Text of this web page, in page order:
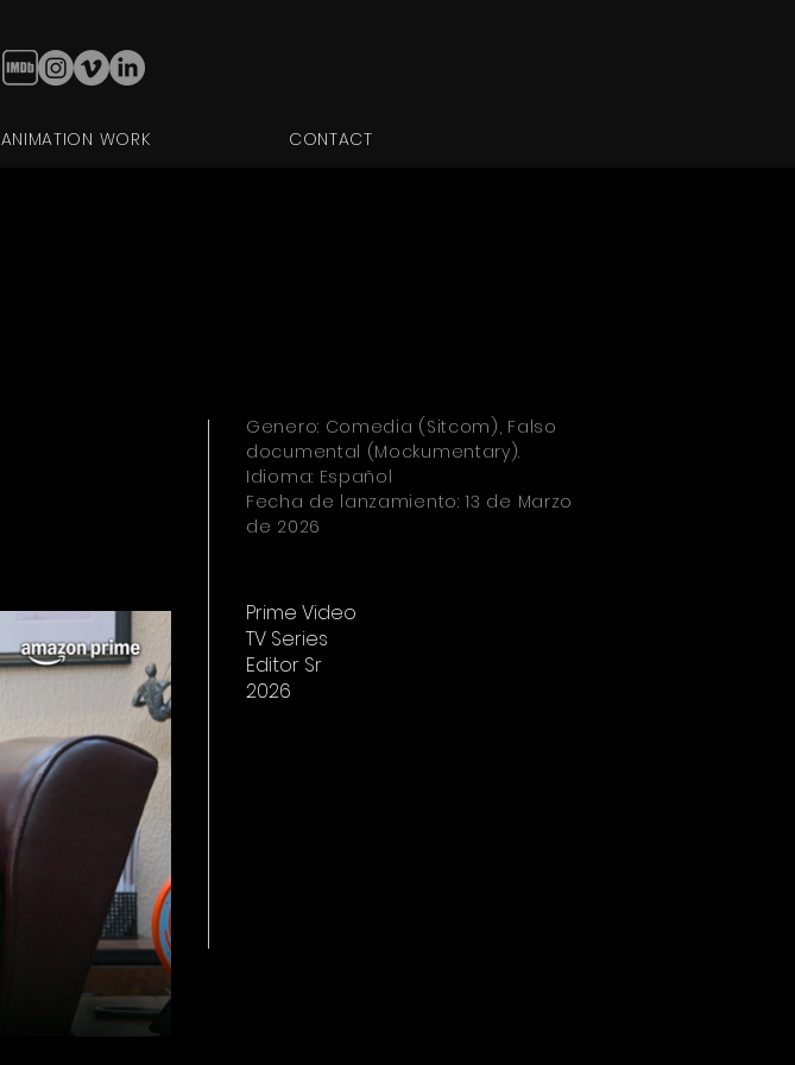
ANIMATION WORK CONTACT
Genero: Comedia (Sitcom), Falso
documental (Mockumentary).
Idioma: Español
Fecha de lanzamiento: 13 de Marzo
de 2026
Prime Video
TV Series
Editor Sr
2026